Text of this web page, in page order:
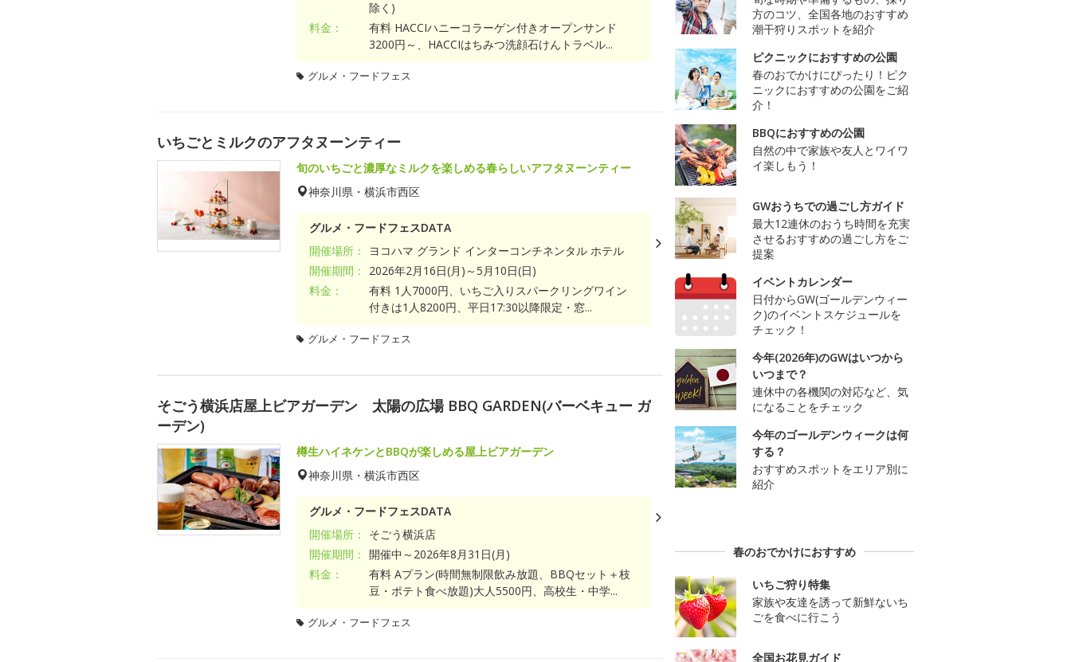
除く)
料金：
有料 HACCIハニーコラーゲン付きオープンサンド
3200円～、HACCIはちみつ洗顔石けんトラベル...
グルメ・フードフェス
いちごとミルクのアフタヌーンティー
旬のいちごと濃厚なミルクを楽しめる春らしいアフタヌーンティー
神奈川県・横浜市西区
グルメ・フードフェスDATA
開催場所：
ヨコハマ グランド インターコンチネンタル ホテル
開催期間：
2026年2月16日(月)～5月10日(日)
料金：
有料 1人7000円、いちご入りスパークリングワイン
付きは1人8200円、平日17:30以降限定・窓...
グルメ・フードフェス
そごう横浜店屋上ビアガーデン 太陽の広場 BBQ GARDEN(バーベキュー ガ
ーデン)
樽生ハイネケンとBBQが楽しめる屋上ビアガーデン
神奈川県・横浜市西区
グルメ・フードフェスDATA
開催場所：
そごう横浜店
開催期間：
開催中～2026年8月31日(月)
料金：
有料 Aプラン(時間無制限飲み放題、BBQセット＋枝
豆・ポテト食べ放題)大人5500円、高校生・中学...
グルメ・フードフェス
方のコツ、全国各地のおすすめ
潮干狩りスポットを紹介
ピクニックにおすすめの公園
春のおでかけにぴったり！ピク
ニックにおすすめの公園をご紹
介！
BBQにおすすめの公園
自然の中で家族や友人とワイワ
イ楽しもう！
GWおうちでの過ごし方ガイド
最大12連休のおうち時間を充実
させるおすすめの過ごし方をご
提案
イベントカレンダー
日付からGW(ゴールデンウィー
ク)のイベントスケジュールを
チェック！
今年(2026年)のGWはいつから
いつまで？
連休中の各機関の対応など、気
になることをチェック
今年のゴールデンウィークは何
する？
おすすめスポットをエリア別に
紹介
春のおでかけにおすすめ
いちご狩り特集
家族や友達を誘って新鮮ないち
ごを食べに行こう
全国お花見ガイド